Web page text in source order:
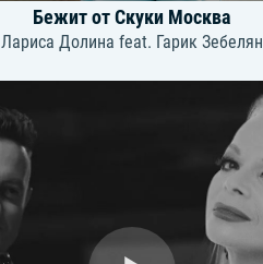
Бежит от Скуки Москва
Лариса Долина feat. Гарик Зебелян